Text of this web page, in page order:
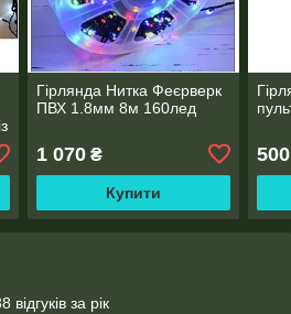
Гірлянда Нитка Феєрверк
ПВХ 1.8мм 8м 160лед
1 070₴
Купити
500
за рік